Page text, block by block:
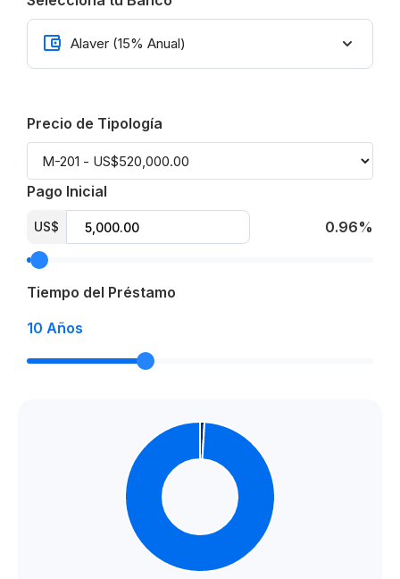
Precio de Tipología
Pago Inicial
US$ 0.96%
Tiempo del Préstamo
10 Años